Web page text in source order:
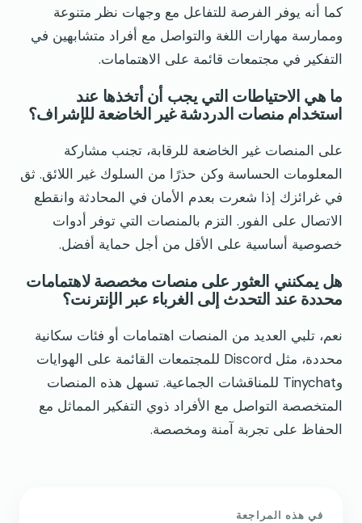
كما أنه يوفر الفرصة للتفاعل مع وجهات نظر متنوعة
وممارسة مهارات اللغة والتواصل مع أفراد متشابهين في
التفكير في مجتمعات قائمة على الاهتمامات.
ما هي الاحتياطات التي يجب أن أتخذها عند
استخدام منصات الدردشة غير الخاضعة للإشراف؟
على المنصات غير الخاضعة للرقابة، تجنب مشاركة
المعلومات الحساسة وكن حذرًا من السلوك غير اللائق. ثق
في غرائزك إذا شعرت بعدم الأمان في المحادثة وانقطع
الاتصال على الفور. التزم بالمنصات التي توفر أدوات
خصوصية أساسية على الأقل من أجل حماية أفضل.
هل يمكنني العثور على منصات مخصصة لاهتمامات
محددة عند التحدث إلى الغرباء عبر الإنترنت؟
نعم، تلبي العديد من المنصات اهتمامات أو فئات سكانية
محددة، مثل Discord للمجتمعات القائمة على الهوايات
وTinychat للمناقشات الجماعية. تسهل هذه المنصات
المتخصصة التواصل مع الأفراد ذوي التفكير المماثل مع
الحفاظ على تجربة آمنة ومخصصة.
في هذه المراجعة